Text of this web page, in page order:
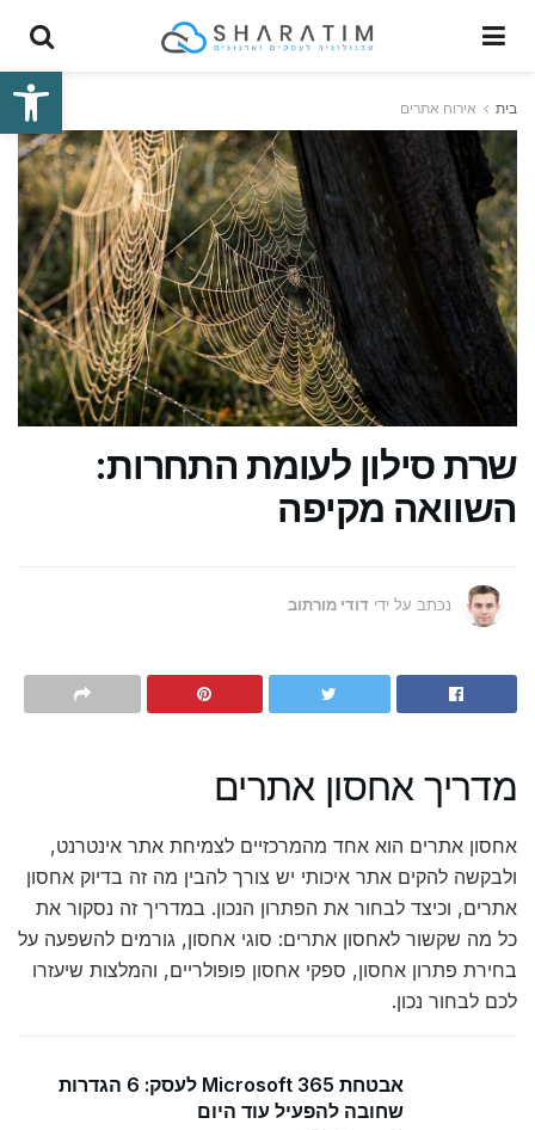
פתח
בית אירוח אתרים
שרת סילון לעומת התחרות:
השוואה מקיפה
נכתב על ידי דודי מורתוב
מדריך אחסון אתרים
אחסון אתרים הוא אחד מהמרכזיים לצמיחת אתר אינטרנט,
ולבקשה להקים אתר איכותי יש צורך להבין מה זה בדיוק אחסון
אתרים, וכיצד לבחור את הפתרון הנכון. במדריך זה נסקור את
כל מה שקשור לאחסון אתרים: סוגי אחסון, גורמים להשפעה על
בחירת פתרון אחסון, ספקי אחסון פופולריים, והמלצות שיעזרו
לכם לבחור נכון.
אבטחת Microsoft 365 לעסק: 6 הגדרות
שחובה להפעיל עוד היום